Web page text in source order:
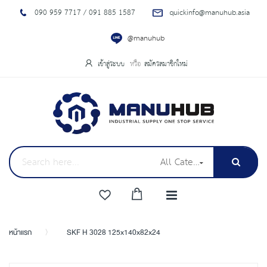
090 959 7717 / 091 885 1587
quickinfo@manuhub.asia
@manuhub
เข้าสู่ระบบ สมัครสมาชิกใหม่
All Categories
หน้าแรก SKF H 3028 125x140x82x24